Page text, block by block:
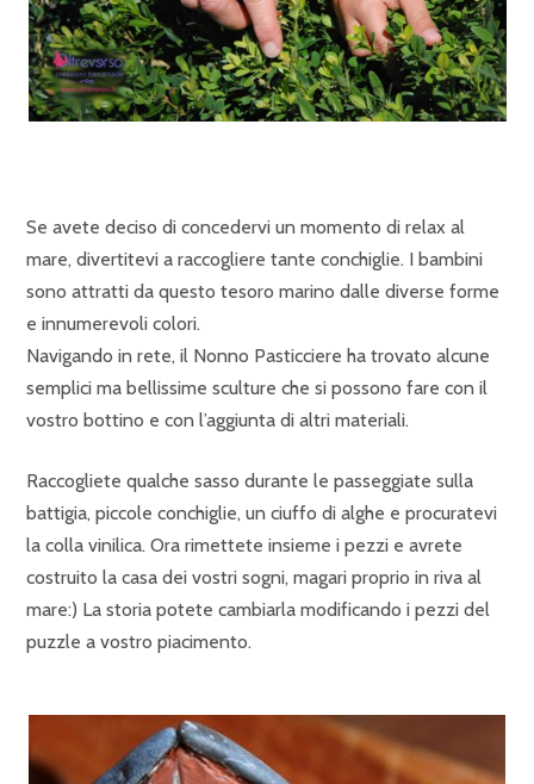
Se avete deciso di concedervi un momento di relax al
mare, divertitevi a raccogliere tante conchiglie. I bambini
sono attratti da questo tesoro marino dalle diverse forme
e innumerevoli colori.
Navigando in rete, il Nonno Pasticciere ha trovato alcune
semplici ma bellissime sculture che si possono fare con il
vostro bottino e con l’aggiunta di altri materiali.
Raccogliete qualche sasso durante le passeggiate sulla
battigia, piccole conchiglie, un ciuffo di alghe e procuratevi
la colla vinilica. Ora rimettete insieme i pezzi e avrete
costruito la casa dei vostri sogni, magari proprio in riva al
mare:) La storia potete cambiarla modificando i pezzi del
puzzle a vostro piacimento.